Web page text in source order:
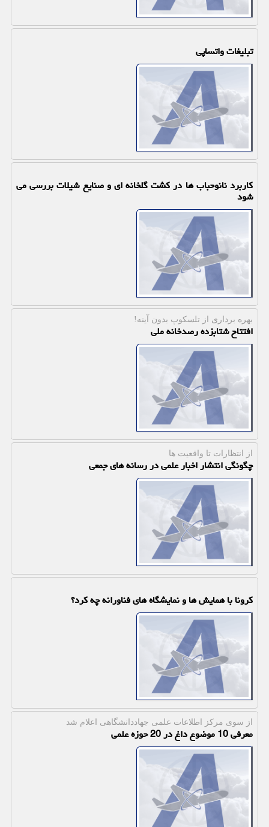
تبلیغات واتساپی
کاربرد نانوحباب ها در کشت گلخانه ای و صنایع شیلات بررسی می
شود
بهره برداری از تلسكوپ بدون آینه!
افتتاح شتابزده رصدخانه ملی
از انتظارات تا واقعیت ­ها
چگونگی انتشار اخبار علمی در رسانه های جمعی
كرونا با همایش ها و نمایشگاه های فناورانه چه كرد؟
از سوی مركز اطلاعات علمی جهاددانشگاهی اعلام شد
معرفی 10 موضوع داغ در 20 حوزه علمی